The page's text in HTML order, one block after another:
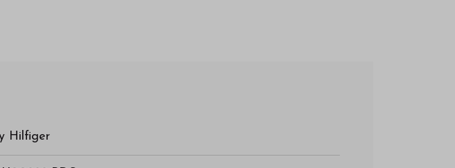
Hilfiger